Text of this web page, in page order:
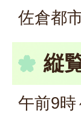
佐倉都
縦
午前9